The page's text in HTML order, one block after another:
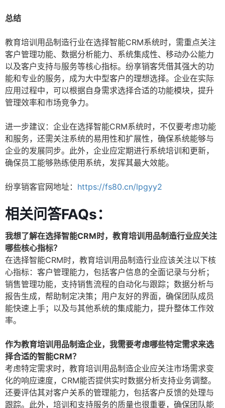
总结
教育培训用品制造行业在选择智能CRM系统时，需重点关注
客户管理功能、数据分析能力、系统集成性、移动办公能力
以及客户支持与服务等核心指标。纷享销客凭借其强大的功
能和专业的服务，成为大中型客户的理想选择。企业在实际
应用过程中，可以根据自身需求选择合适的功能模块，提升
管理效率和市场竞争力。
进一步建议：企业在选择智能CRM系统时，不仅要考虑功能
和服务，还需关注系统的易用性和扩展性，确保系统能够与
企业的发展同步。此外，企业应定期进行系统培训和更新，
确保员工能够熟练使用系统，发挥其最大效能。
纷享销客官网地址： https://fs80.cn/lpgyy2
相关问答FAQs：
我想了解在选择智能CRM时，教育培训用品制造行业应关注
哪些核心指标？
在选择智能CRM时，教育培训用品制造行业应该关注以下核
心指标：客户管理能力，包括客户信息的全面记录与分析；
销售管理功能，支持销售流程的自动化与跟踪；数据分析与
报告生成，帮助制定决策；用户友好的界面，确保团队成员
能快速上手；以及与其他系统的集成能力，提升整体工作效
率。
作为教育培训用品制造企业，我需要考虑哪些特定需求来选
择合适的智能CRM？
考虑特定需求时，教育培训用品制造企业应关注市场需求变
化的响应速度，CRM能否提供实时数据分析支持业务调整。
还要评估其对客户关系的管理能力，包括客户反馈的处理与
跟踪。此外，培训和支持服务的质量也很重要，确保团队能